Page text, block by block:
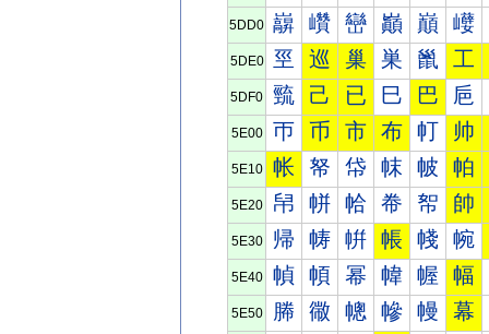
5DD0 巐 巑 巒 巓 巔 巕
5DE0 巠 巡 巢 巣 巤 工
5DF0 巰 己 已 巳 巴 巵
5E00 帀 币 市 布 帄 帅
5E10 帐 帑 帒 帓 帔 帕
5E20 帠 帡 帢 帣 帤 帥
5E30 帰 帱 帲 帳 帴 帵
5E40 幀 幁 幂 幃 幄 幅
5E50 幐 幑 幒 幓 幔 幕